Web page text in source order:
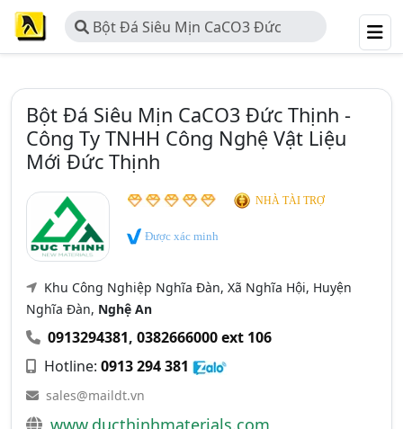
Bột Đá Siêu Mịn CaCO3 Đức
Thịnh - Công Ty TNHH Công Nghệ
Bột Đá Siêu Mịn CaCO3 Đức Thịnh -
Công Ty TNHH Công Nghệ Vật Liệu
Mới Đức Thịnh
NHÀ TÀI TRỢ
Được xác minh
Khu Công Nghiệp Nghĩa Đàn, Xã Nghĩa Hội, Huyện
Nghĩa Đàn, Nghệ An
0913294381, 0382666000 ext 106
Hotline: 0913 294 381
sales@maildt.vn
www.ducthinhmaterials.com